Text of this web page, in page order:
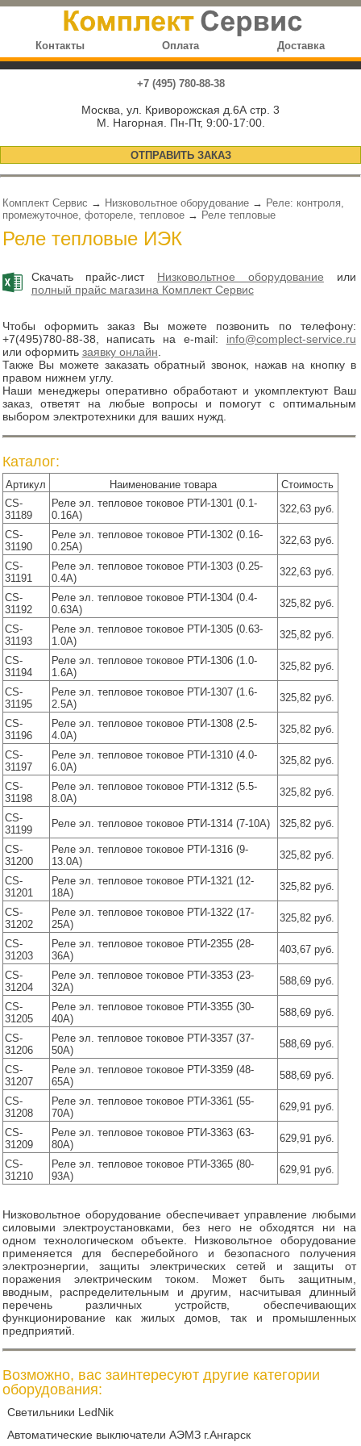
Контакты Оплата Доставка
+7 (495) 780-88-38
Москва, ул. Криворожская д.6А стр. 3
М. Нагорная. Пн-Пт, 9:00-17:00.
ОТПРАВИТЬ ЗАКАЗ
Комплект Сервис → Низковольтное оборудование→ Реле: контроля,
промежуточное, фотореле, тепловое→ Реле тепловые
Реле тепловые ИЭК
Скачать прайс-лист Низковольтное оборудование или
полный прайс магазина Комплект Сервис
Чтобы оформить заказ Вы можете позвонить по телефону:
+7(495)780-88-38, написать на e-mail: info@complect-service.ru
или оформить заявку онлайн.
Также Вы можете заказать обратный звонок, нажав на кнопку в
правом нижнем углу.
Наши менеджеры оперативно обработают и укомплектуют Ваш
заказ, ответят на любые вопросы и помогут с оптимальным
выбором электротехники для ваших нужд.
Каталог:
Артикул Наименование товара
Стоимость
CS-
31189
Реле эл. тепловое токовое РТИ-1301 (0.1-
0.16А)
322,63 руб.
CS-
31190
Реле эл. тепловое токовое РТИ-1302 (0.16-
0.25А)
322,63 руб.
CS-
31191
Реле эл. тепловое токовое РТИ-1303 (0.25-
0.4А)
322,63 руб.
CS-
31192
Реле эл. тепловое токовое РТИ-1304 (0.4-
0.63А)
325,82 руб.
CS-
31193
Реле эл. тепловое токовое РТИ-1305 (0.63-
1.0А)
325,82 руб.
CS-
31194
Реле эл. тепловое токовое РТИ-1306 (1.0-
1.6А)
325,82 руб.
CS-
31195
Реле эл. тепловое токовое РТИ-1307 (1.6-
2.5А)
325,82 руб.
CS-
31196
Реле эл. тепловое токовое РТИ-1308 (2.5-
4.0А)
325,82 руб.
CS-
31197
Реле эл. тепловое токовое РТИ-1310 (4.0-
6.0А)
325,82 руб.
CS-
31198
Реле эл. тепловое токовое РТИ-1312 (5.5-
8.0А)
325,82 руб.
CS-
31199
Реле эл. тепловое токовое РТИ-1314 (7-10А) 325,82 руб.
CS-
31200
Реле эл. тепловое токовое РТИ-1316 (9-
13.0А)
325,82 руб.
CS-
31201
Реле эл. тепловое токовое РТИ-1321 (12-
18А)
325,82 руб.
CS-
31202
Реле эл. тепловое токовое РТИ-1322 (17-
25А)
325,82 руб.
CS-
31203
Реле эл. тепловое токовое РТИ-2355 (28-
36А)
403,67 руб.
CS-
31204
Реле эл. тепловое токовое РТИ-3353 (23-
32А)
588,69 руб.
CS-
31205
Реле эл. тепловое токовое РТИ-3355 (30-
40А)
588,69 руб.
CS-
31206
Реле эл. тепловое токовое РТИ-3357 (37-
50А)
588,69 руб.
CS-
31207
Реле эл. тепловое токовое РТИ-3359 (48-
65А)
588,69 руб.
CS-
31208
Реле эл. тепловое токовое РТИ-3361 (55-
70А)
629,91 руб.
CS-
31209
Реле эл. тепловое токовое РТИ-3363 (63-
80А)
629,91 руб.
CS-
31210
Реле эл. тепловое токовое РТИ-3365 (80-
93А)
629,91 руб.
Низковольтное оборудование обеспечивает управление любыми
силовыми электроустановками, без него не обходятся ни на
одном технологическом объекте. Низковольтное оборудование
применяется для бесперебойного и безопасного получения
электроэнергии, защиты электрических сетей и защиты от
поражения электрическим током. Может быть защитным,
вводным, распределительным и другим, насчитывая длинный
перечень различных устройств, обеспечивающих
функционирование как жилых домов, так и промышленных
предприятий.
Возможно, вас заинтересуют другие категории
оборудования:
Светильники LedNik
Автоматические выключатели АЭМЗ г.Ангарск